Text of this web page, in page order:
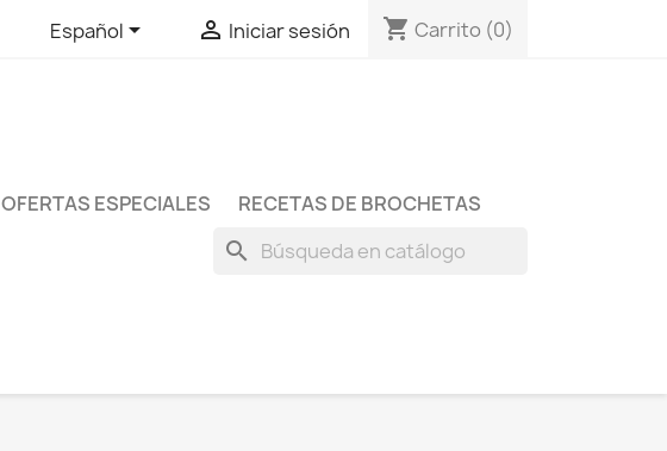
Español  Iniciar sesión shopping_cart Carrito (0)
OFERTAS ESPECIALES RECETAS DE BROCHETAS
search